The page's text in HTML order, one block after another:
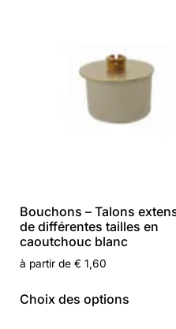
Bouchons – Talons
de différentes tailles en
caoutchouc blanc
à partir de € 1,60
Choix des options